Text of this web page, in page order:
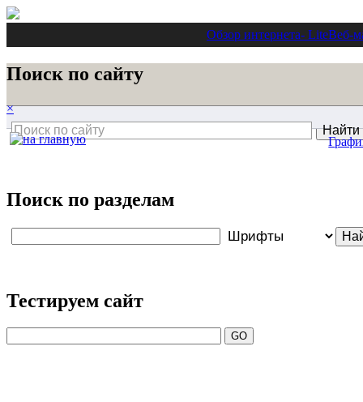
Обзор интернета- LiteВеб-
Поиск по сайту
×
Поиск по разделам
Тестируем сайт